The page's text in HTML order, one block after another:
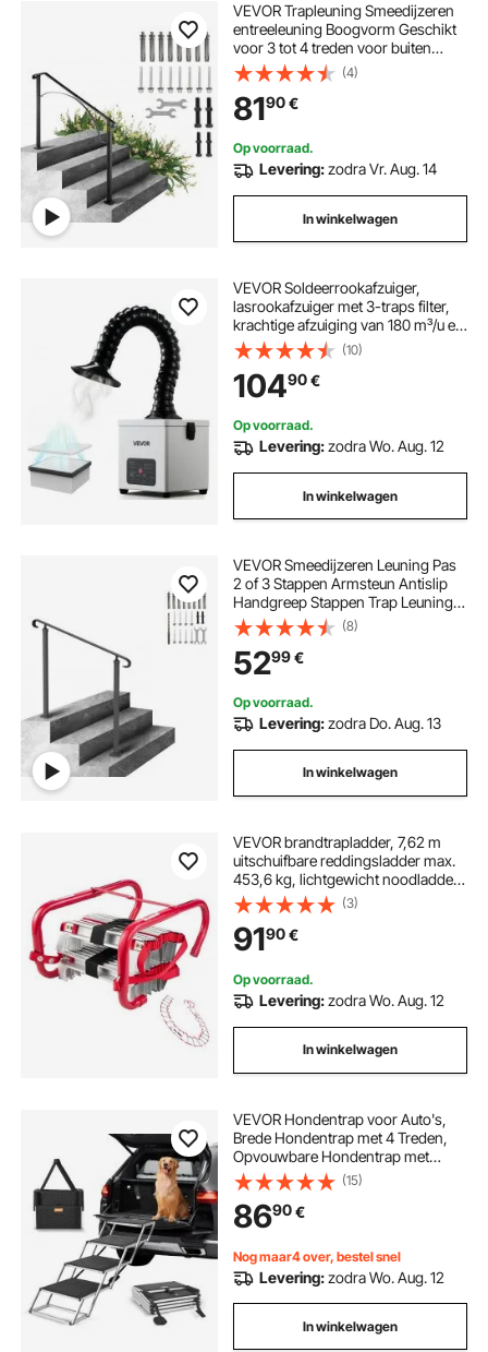
VEVOR Trapleuning Smeedijzeren
entreeleuning Boogvorm Geschikt
voor 3 tot 4 treden voor buiten
Zwart
(4)
8190€
Op voorraad.
Levering:zodra Vr. Aug. 14
In winkelwagen
VEVOR Soldeerrookafzuiger,
lasrookafzuiger met 3-traps filter,
krachtige afzuiging van 180 m³/u en
3-traps luchtstroomregeling,
borstelloze tafelmodel afzuiger voor
solderen en doe-het-zelfwerk
(10)
10490€
Op voorraad.
Levering:zodra Wo. Aug. 12
In winkelwagen
VEVOR Smeedijzeren Leuning Pas
2 of 3 Stappen Armsteun Antislip
Handgreep Stappen Trap Leuning
Windtrap Leuning Smeedijzeren
Leuning Het is zeer geschikt voor
gebruik in woongebouwen/tuinen
en hotels
(8)
5299€
Op voorraad.
Levering:zodra Do. Aug. 13
In winkelwagen
VEVOR brandtrapladder, 7,62 m
uitschuifbare reddingsladder max.
453,6 kg, lichtgewicht noodladder
van aluminiumlegering met zeer
sterke polyester banden, antislip
sporten en brede treden, 3
verdiepingen
(3)
9190€
Op voorraad.
Levering:zodra Wo. Aug. 12
In winkelwagen
VEVOR Hondentrap voor Auto's,
Brede Hondentrap met 4 Treden,
Opvouwbare Hondentrap met
Antislipoppervlak, Draagbare
Hondentrap van Lichtgewicht
Aluminium voor Auto, SUV en
Vrachtwagen, Ondersteunt tot 250
lbs
(15)
8690€
Nog maar4 over, bestel snel
Levering:zodra Wo. Aug. 12
In winkelwagen